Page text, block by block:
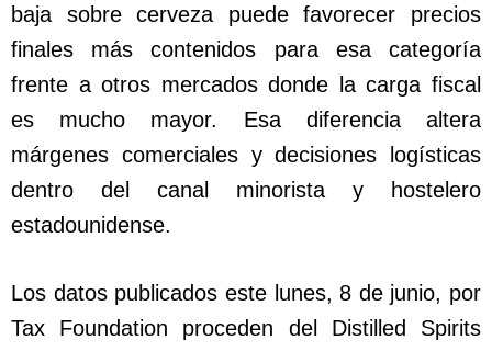
baja sobre cerveza puede favorecer precios
finales más contenidos para esa categoría
frente a otros mercados donde la carga fiscal
es mucho mayor. Esa diferencia altera
márgenes comerciales y decisiones logísticas
dentro del canal minorista y hostelero
estadounidense.
Los datos publicados este lunes, 8 de junio, por
Tax Foundation proceden del Distilled Spirits